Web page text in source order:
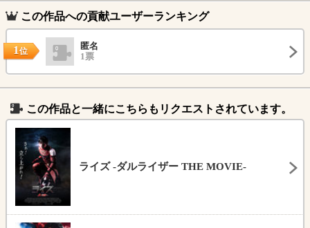
この作品への貢献ユーザーランキング
1位
匿名
1票
この作品と一緒にこちらもリクエストされています。
ライズ -ダルライザー THE MOVIE-